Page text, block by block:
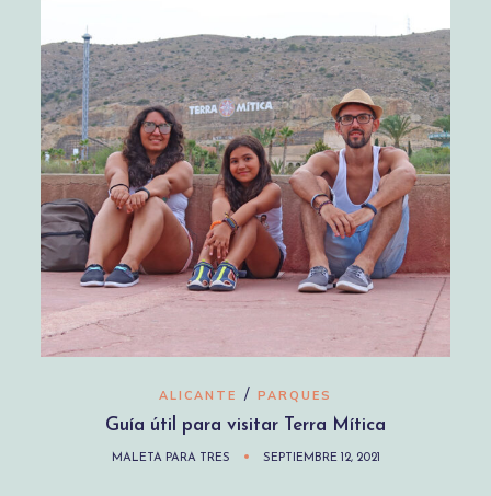
ALICANTE / PARQUES
Guía útil para visitar Terra Mítica
MALETA PARA TRES SEPTIEMBRE 12, 2021